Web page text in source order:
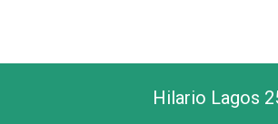
Hilario Lagos